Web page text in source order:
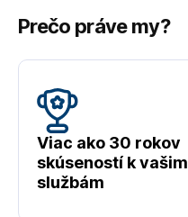
Prečo práve my?
Viac ako 30 rokov
skúseností k vašim
službám